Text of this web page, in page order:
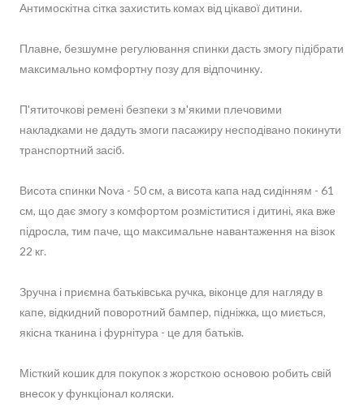
Антимоскітна сітка захистить комах від цікавої дитини.
Плавне, безшумне регулювання спинки дасть змогу підібрати
максимально комфортну позу для відпочинку.
П'ятиточкові ремені безпеки з м'якими плечовими
накладками не дадуть змоги пасажиру несподівано покинути
транспортний засіб.
Висота спинки Nova - 50 см, а висота капа над сидінням - 61
см, що дає змогу з комфортом розміститися і дитині, яка вже
підросла, тим паче, що максимальне навантаження на візок
22 кг.
Зручна і приємна батьківська ручка, віконце для нагляду в
капе, відкидний поворотний бампер, підніжка, що миється,
якісна тканина і фурнітура - це для батьків.
Місткий кошик для покупок з жорсткою основою робить свій
внесок у функціонал коляски.